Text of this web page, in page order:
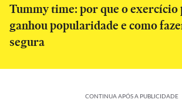
Tummy time: por que o exercício
ganhou popularidade e como
segura
CONTINUA APÓS A PUBLICIDADE